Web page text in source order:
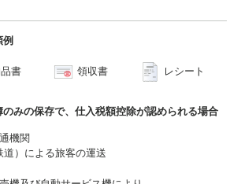
書 領収書 レシート
みの保存で、仕入税額控除が認められる場合
機関
道）による旅客の運送